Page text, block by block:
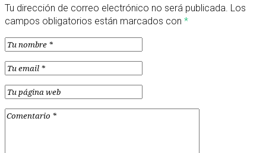
Tu dirección de correo electrónico no será publicada. Los
campos obligatorios están marcados con *